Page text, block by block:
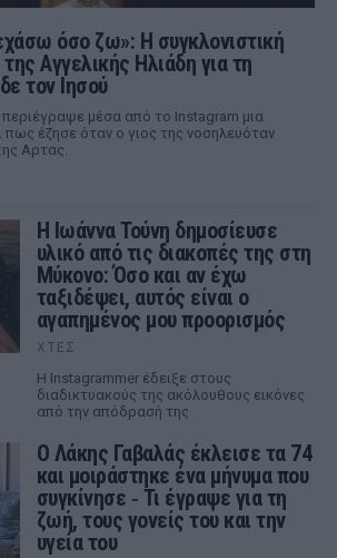
όσο ζω»: Η συγκλονιστική
Αγγελικής Ηλιάδη για τη
τον Ιησού
μέσα από το Instagram μια
πως έζησε όταν ο γιος της νοσηλευόταν
Αρτας.
Η Ιωάννα Τούνη δημοσίευσε
υλικό από τις διακοπές της στη
Μύκονο: Όσο και αν έχω
ταξιδέψει, αυτός είναι ο
αγαπημένος μου προορισμός
ΧΤΕΣ
Η Instagrammer έδειξε στους
διαδικτυακούς της ακόλουθους εικόνες
από την απόδρασή της
Ο Λάκης Γαβαλάς έκλεισε τα 74
και μοιράστηκε ένα μήνυμα που
συγκίνησε ‑ Τι έγραψε για τη
ζωή, τους γονείς του και την
υγεία του